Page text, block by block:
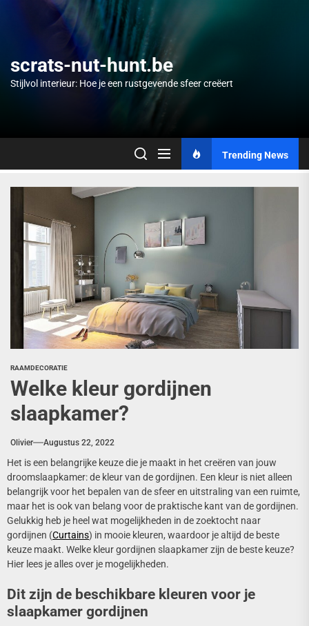
scrats-nut-hunt.be
Stijlvol interieur: Hoe je een rustgevende sfeer creëert
Trending News
RAAMDECORATIE
Welke kleur gordijnen
slaapkamer?
Olivier Augustus 22, 2022
Het is een belangrijke keuze die je maakt in het creëren van jouw
droomslaapkamer: de kleur van de gordijnen. Een kleur is niet alleen
belangrijk voor het bepalen van de sfeer en uitstraling van een ruimte,
maar het is ook van belang voor de praktische kant van de gordijnen.
Gelukkig heb je heel wat mogelijkheden in de zoektocht naar
gordijnen (Curtains) in mooie kleuren, waardoor je altijd de beste
keuze maakt. Welke kleur gordijnen slaapkamer zijn de beste keuze?
Hier lees je alles over je mogelijkheden.
Dit zijn de beschikbare kleuren voor je
slaapkamer gordijnen